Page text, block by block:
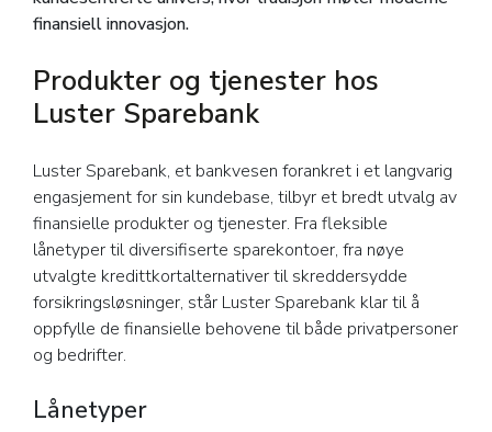
finansiell innovasjon.
Produkter og tjenester hos
Luster Sparebank
Luster Sparebank, et bankvesen forankret i et langvarig
engasjement for sin kundebase, tilbyr et bredt utvalg av
finansielle produkter og tjenester. Fra fleksible
lånetyper til diversifiserte sparekontoer, fra nøye
utvalgte kredittkortalternativer til skreddersydde
forsikringsløsninger, står Luster Sparebank klar til å
oppfylle de finansielle behovene til både privatpersoner
og bedrifter.
Lånetyper